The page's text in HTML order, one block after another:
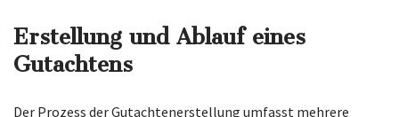
Erstellung und Ablauf eines
Gutachtens
Der Prozess der Gutachtenerstellung umfasst mehrere